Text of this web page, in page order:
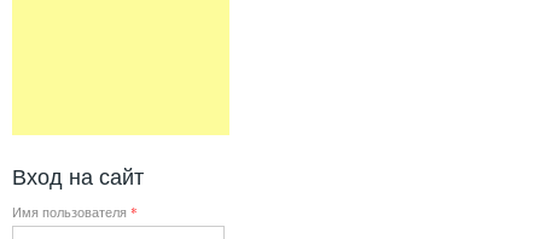
Вход на сайт
Имя пользователя *